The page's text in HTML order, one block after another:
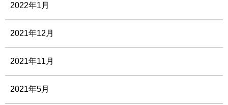
2022年1月
2021年12月
2021年11月
2021年5月